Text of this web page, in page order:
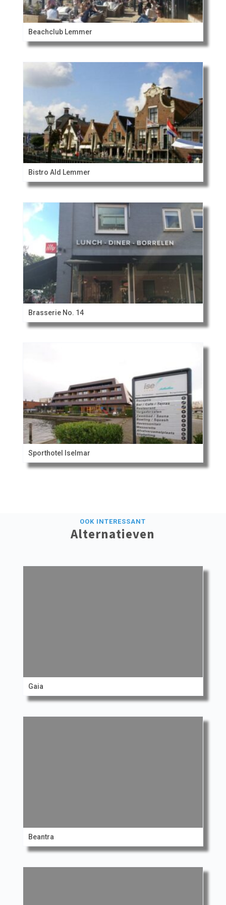
Beachclub Lemmer
Bistro Ald Lemmer
Brasserie No. 14
Sporthotel Iselmar
OOK INTERESSANT
Alternatieven
Gaia
Beantra